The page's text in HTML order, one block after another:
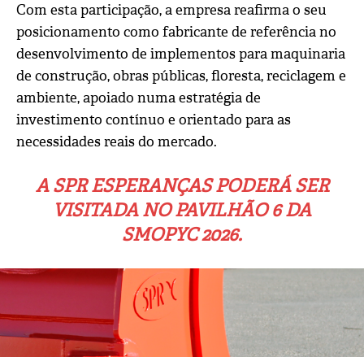
Com esta participação, a empresa reafirma o seu
posicionamento como fabricante de referência no
desenvolvimento de implementos para maquinaria
de construção, obras públicas, floresta, reciclagem e
ambiente, apoiado numa estratégia de
investimento contínuo e orientado para as
necessidades reais do mercado.
A SPR ESPERANÇAS PODERÁ SER
VISITADA NO PAVILHÃO 6 DA
SMOPYC 2026.